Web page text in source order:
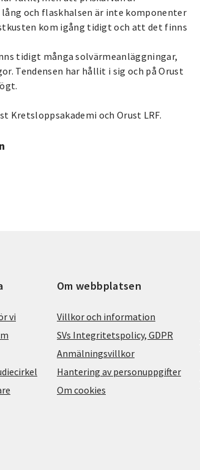
och flaskhalsen är inte komponenter
kom igång tidigt och att det finns
tidigt många solvärmeanläggningar,
Tendensen har hållit i sig och på Orust
Kretsloppsakademi och Orust LRF.
vi
Om webbplatsen
Villkor och information
SVs Integritetspolicy, GDPR
Anmälningsvillkor
Hantering av personuppgifter
Om cookies